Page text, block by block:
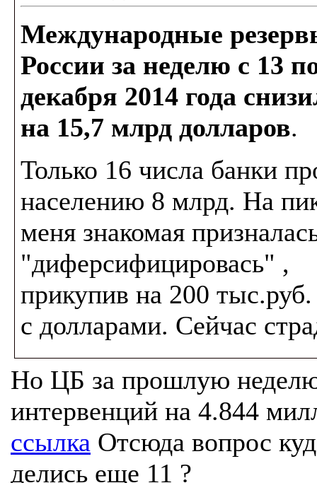
Международные
России за неделю с 13
декабря 2014 года
на 15,7 млрд долларов.
Только 16 числа банки
населению 8 млрд. На
меня знакомая
"диферсифицировась" ,
прикупив на 200 тыс.руб.
с долларами. Сейчас
Но ЦБ за прошлую
интервенций на 4.844
ссылка Отсюда вопрос
делись еще 11 ?